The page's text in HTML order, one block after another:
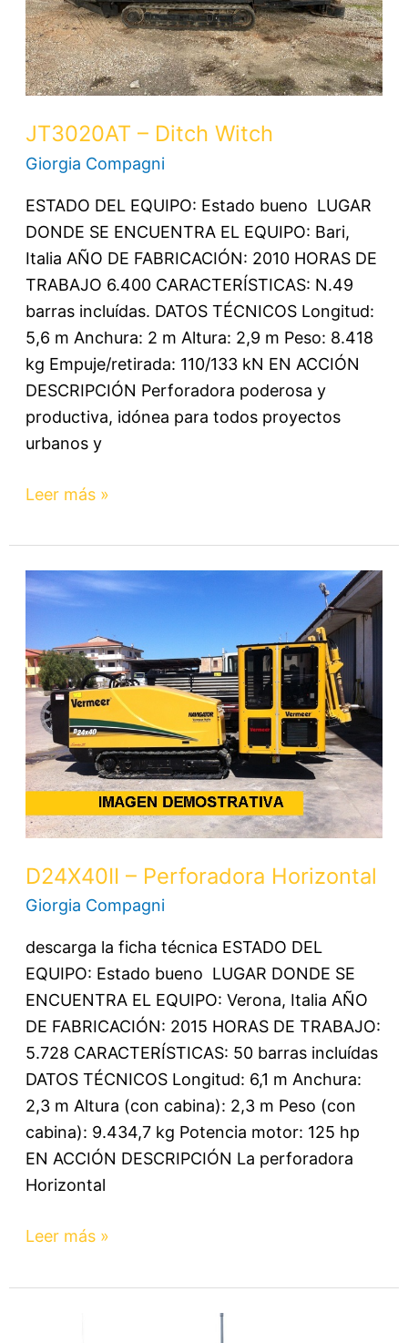
JT3020AT – Ditch Witch
Giorgia Compagni
ESTADO DEL EQUIPO: Estado bueno LUGAR
DONDE SE ENCUENTRA EL EQUIPO: Bari,
Italia AÑO DE FABRICACIÓN: 2010 HORAS DE
TRABAJO 6.400 CARACTERÍSTICAS: N.49
barras incluídas. DATOS TÉCNICOS Longitud:
5,6 m Anchura: 2 m Altura: 2,9 m Peso: 8.418
kg Empuje/retirada: 110/133 kN EN ACCIÓN
DESCRIPCIÓN Perforadora poderosa y
productiva, idónea para todos proyectos
urbanos y
Leer más »
D24X40II – Perforadora Horizontal
Giorgia Compagni
descarga la ficha técnica ESTADO DEL
EQUIPO: Estado bueno LUGAR DONDE SE
ENCUENTRA EL EQUIPO: Verona, Italia AÑO
DE FABRICACIÓN: 2015 HORAS DE TRABAJO:
5.728 CARACTERÍSTICAS: 50 barras incluídas
DATOS TÉCNICOS Longitud: 6,1 m Anchura:
2,3 m Altura (con cabina): 2,3 m Peso (con
cabina): 9.434,7 kg Potencia motor: 125 hp
EN ACCIÓN DESCRIPCIÓN La perforadora
Horizontal
D24X40II
Perforadora
Horizontal
Leer más »